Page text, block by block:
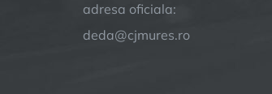
adresa oficiala:
deda@cjmures.ro